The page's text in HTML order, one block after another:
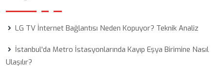
LG TV İnternet Bağlantısı Neden Kopuyor? Teknik Analiz
İstanbul'da Metro İstasyonlarında Kayıp Eşya Birimine Nasıl
Ulaşılır?